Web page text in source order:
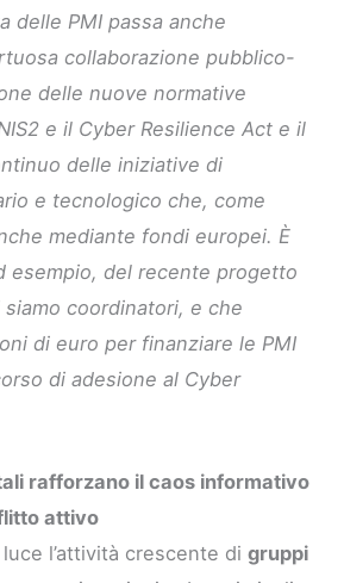
delle PMI passa anche
collaborazione pubblico-
delle nuove normative
e il Cyber Resilience Act e il
delle iniziative di
e tecnologico che, come
mediante fondi europei. È
esempio, del recente progetto
siamo coordinatori, e che
di euro per finanziare le PMI
di adesione al Cyber
rafforzano il caos informativo
attivo
l’attività crescente digruppi